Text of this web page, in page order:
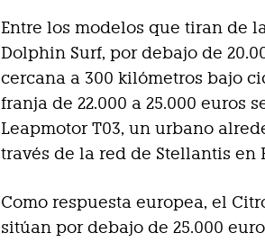
Entre los modelos que tiran de
Dolphin Surf, por debajo de
cercana a 300 kilómetros bajo
franja de 22.000 a 25.000 euros
Leapmotor T03, un urbano
través de la red de Stellantis
Como respuesta europea, el
sitúan por debajo de 25.000